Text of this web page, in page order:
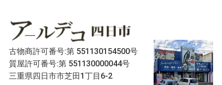
古物商許可番号:第 551130154500号
質屋許可番号:第 551130000044号
三重県四日市市芝田1丁目6-2